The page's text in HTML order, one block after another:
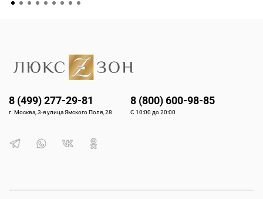
8 (499) 277-29-81
г. Москва, 3-я улица Ямского Поля, 28
8 (800) 600-98-85
С 10:00 до 20:00